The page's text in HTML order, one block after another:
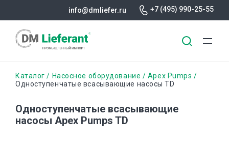
содержанию
info@dmliefer.ru +7 (495) 990-25-55
Строка
Каталог Насосное оборудование
Apex Pumps
Одноступенчатые всасывающие насосы TD
Одноступенчатые всасывающие
насосы Apex Pumps TD